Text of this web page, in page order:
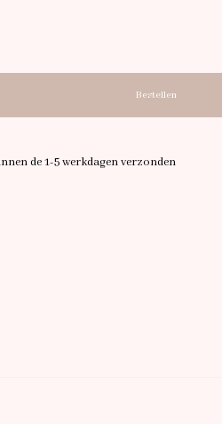
Bestellen
de 1-5 werkdagen verzonden